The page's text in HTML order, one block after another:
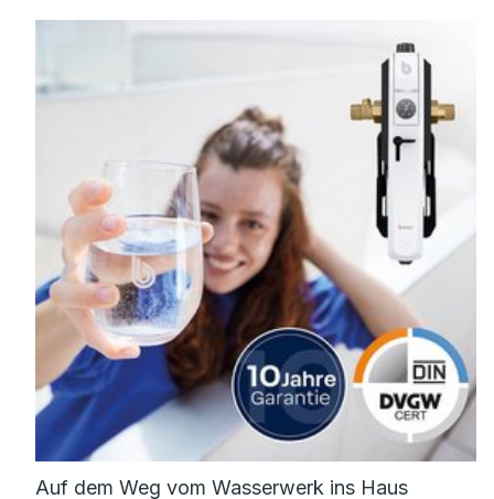
Auf dem Weg vom Wasserwerk ins Haus